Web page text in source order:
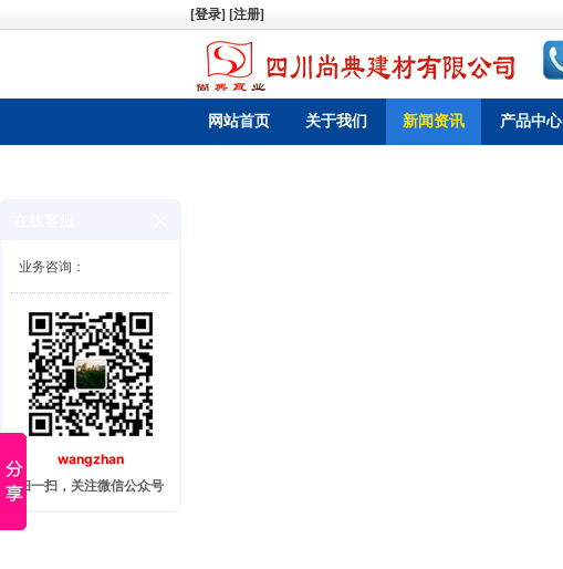
[登录] [注册]
网站首页 关于我们 新闻资讯 产品中心
业务咨询：
wangzhan
扫一扫，关注微信公众号